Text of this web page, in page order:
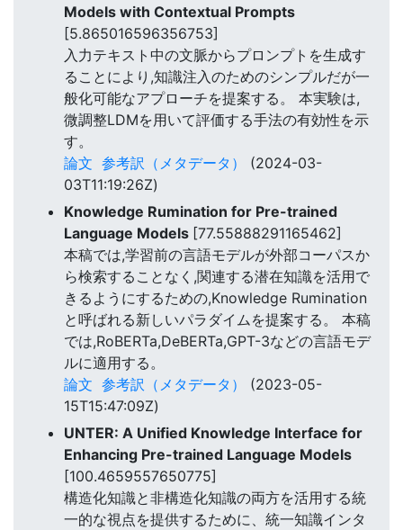
Models with Contextual Prompts
[5.865016596356753]
入力テキスト中の文脈からプロンプトを生成す
ることにより,知識注入のためのシンプルだが一
般化可能なアプローチを提案する。 本実験は,
微調整LDMを用いて評価する手法の有効性を示
す。
論文 参考訳（メタデータ）
(2024-03-
03T11:19:26Z)
Knowledge Rumination for Pre-trained
Language Models [77.55888291165462]
本稿では,学習前の言語モデルが外部コーパスか
ら検索することなく,関連する潜在知識を活用で
きるようにするための,Knowledge Rumination
と呼ばれる新しいパラダイムを提案する。 本稿
では,RoBERTa,DeBERTa,GPT-3などの言語モデ
ルに適用する。
論文 参考訳（メタデータ）
(2023-05-
15T15:47:09Z)
UNTER: A Unified Knowledge Interface for
Enhancing Pre-trained Language Models
[100.4659557650775]
構造化知識と非構造化知識の両方を活用する統
一的な視点を提供するために、統一知識インタ